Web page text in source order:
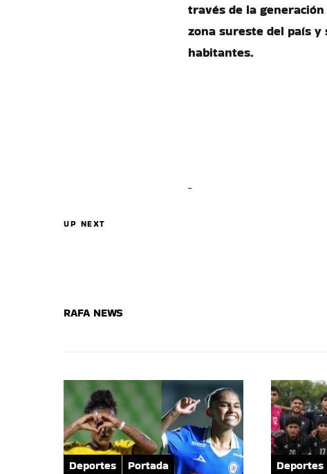
UP NEXT
RAFA NEWS
través de la
zona sureste del país y
habitantes.
Deportes Portada Deportes